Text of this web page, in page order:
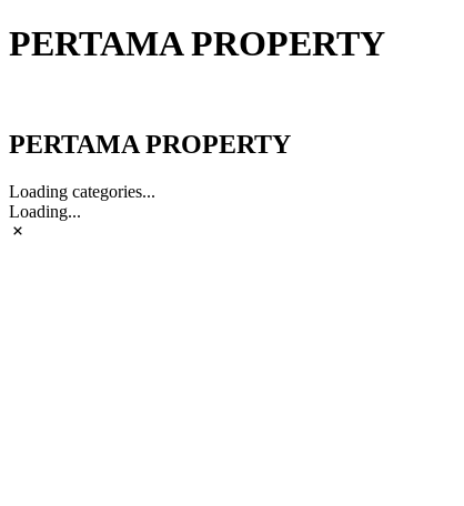
PERTAMA PROPERTY
PERTAMA PROPERTY
Loading categories...
Loading...